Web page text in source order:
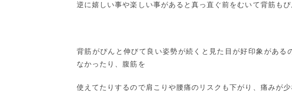
逆に嬉しい事や楽しい事があると真っ直ぐ前をむいて背筋もぴ
背筋がぴんと伸びて良い姿勢が続くと見た目が好印象がある
なかったり、腹筋を
使えてたりするので肩こりや腰痛のリスクも下がり、痛みが少